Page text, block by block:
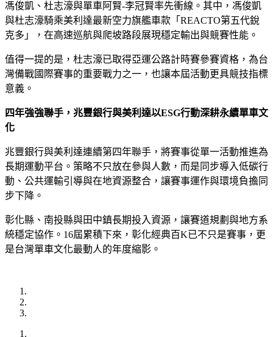
馮俊凱、杜志濠與單車阿賢-李冠賢率先衝線。其中，馮俊凱
與杜志濠騎乘美利達最新空力旗艦車款「REACTO第五代銳
克多」，在高速巡航與爬坡路段展現穩定輸出與競賽性能。
值得一提的是，杜志濠已取得亞運公路計時賽參賽資格，為台
灣備戰國際賽事的重要戰力之一，也讓本屆活動更具競技指標
意義。
四年強強聯手，兆豐銀行與美利達以ESG行動深耕永續單車文
化
兆豐銀行與美利達連續第四年聯手，將賽事從單一活動推進為
長期運動平台。策略不只放在參與人數，而是同步導入低碳行
動、公共運輸引導與在地資源整合，讓賽事運作與環境負擔同
步下降。
彰化縣、南投縣與田中鎮長期投入資源，讓賽道規劃與地方系
統穩定協作。16屆累積下來，彰化經典百K已不只是賽事，更
是台灣單車文化最動人的年度縮影。